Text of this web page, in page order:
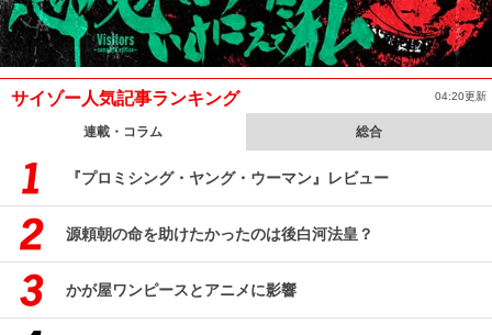
サイゾー人気記事ランキング 04:20更新
連載・コラム 総合
『プロミシング・ヤング・ウーマン』レビュー
源頼朝の命を助けたかったのは後白河法皇？
かが屋ワンピースとアニメに影響